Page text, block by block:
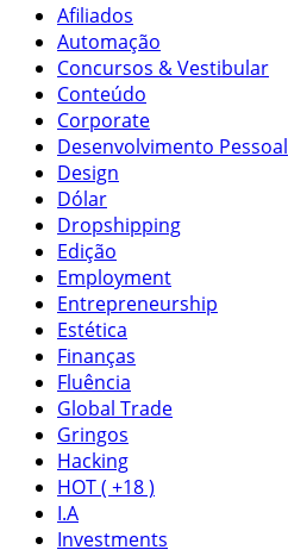
Afiliados
Automação
Concursos & Vestibular
Conteúdo
Corporate
Desenvolvimento Pessoal
Design
Dólar
Dropshipping
Edição
Employment
Entrepreneurship
Estética
Finanças
Fluência
Global Trade
Gringos
Hacking
HOT ( +18 )
I.A
Investments